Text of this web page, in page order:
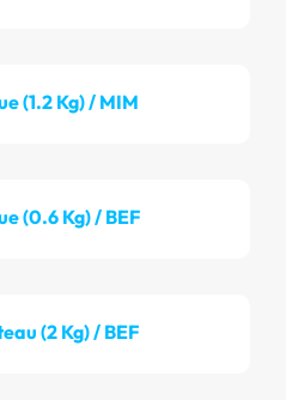
(1.2 Kg) / MIM
(0.6 Kg) / BEF
(2 Kg) / BEF